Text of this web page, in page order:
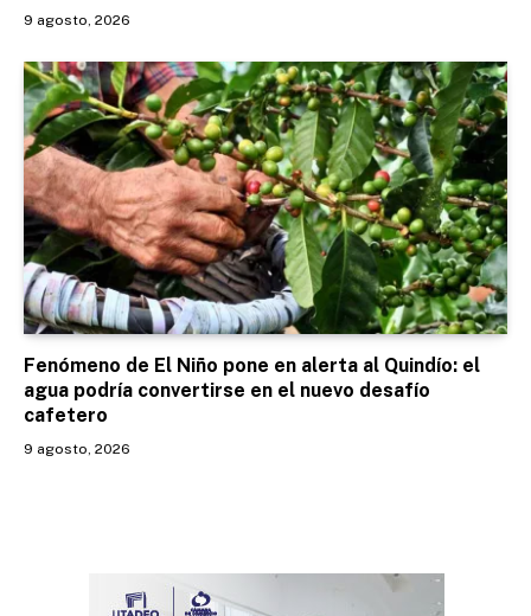
9 agosto, 2026
Fenómeno de El Niño pone en alerta al Quindío: el
agua podría convertirse en el nuevo desafío
cafetero
9 agosto, 2026